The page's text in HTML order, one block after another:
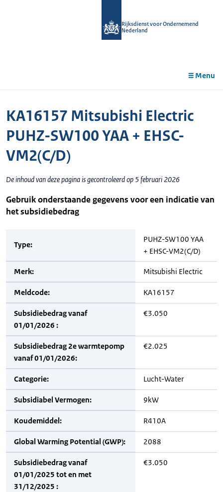
Rijksdienst voor Ondernemend
Nederland
Menu
KA16157 Mitsubishi Electric
PUHZ-SW100 YAA + EHSC-
VM2(C/D)
De inhoud van deze pagina is gecontroleerd op 5 februari 2026
Gebruik onderstaande gegevens voor een indicatie van
het subsidiebedrag
Type:
PUHZ-SW100 YAA
+ EHSC-VM2(C/D)
Merk: Mitsubishi Electric
Meldcode: KA16157
Subsidiebedrag vanaf
01/01/2026 :
€3.050
Subsidiebedrag 2e warmtepomp
vanaf 01/01/2026:
€2.025
Categorie: Lucht-Water
Subsidiabel Vermogen: 9kW
Koudemiddel: R410A
Global Warming Potential (GWP): 2088
Subsidiebedrag vanaf
01/01/2025 tot en met
31/12/2025 :
€3.050